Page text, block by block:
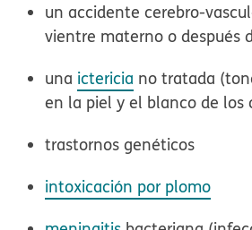
un accidente cerebro-
vientre materno o después
una ictericia no tratada
en la piel y el blanco de los
trastornos genéticos
intoxicación por plomo